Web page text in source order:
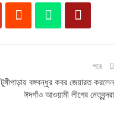
পরে
টুঙ্গীপাড়ায় বঙ্গবন্ধুর কবর জেয়ারত করলেন
ঈদগাঁও আওয়ামী লীগের নেতৃবৃন্দরা